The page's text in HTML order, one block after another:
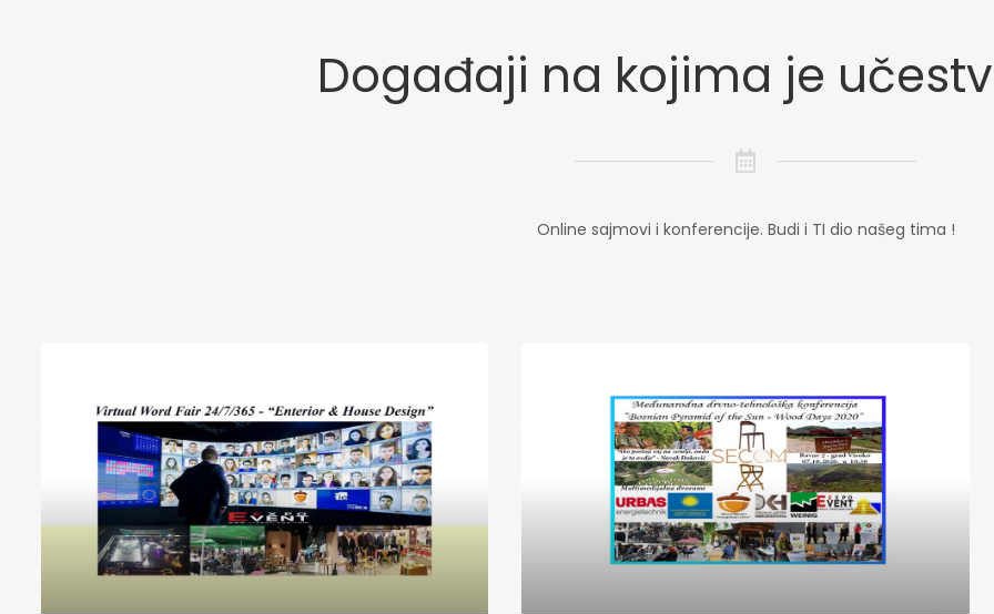
Događaji na kojima je
Online sajmovi i konferencije. Budi i TI dio našeg tima !